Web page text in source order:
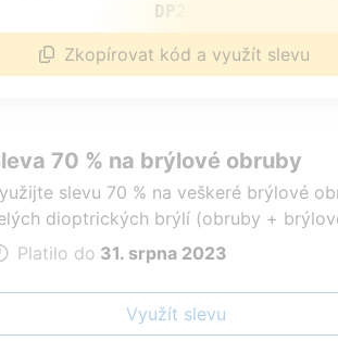
DP23
Zkopírovat kód a využít slevu
70 % na brýlové obruby
slevu 70 % na veškeré brýlové
dioptrických brýlí (obruby +
Platilo do 31. srpna 2023
Využít slevu